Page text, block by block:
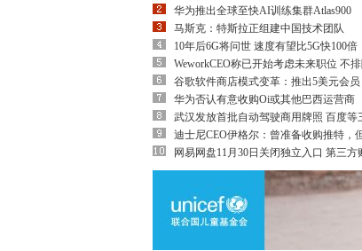
华为推出全球至快AI训练集群Atlas900
马斯克：特斯拉正组建中国技术团队
10年后6G将问世 速度有望比5G快100倍
WeworkCEO称已开始考虑未来职位 不
谷歌软件商店模式变革：推出5美元会
华为否认有意收购Oi或其他巴西运营商
武汉发放首批自动驾驶商用牌照 百度等
迪士尼CEO伊格尔：曾准备收购推特，
网易网盘11月30日关闭独立入口 第三方